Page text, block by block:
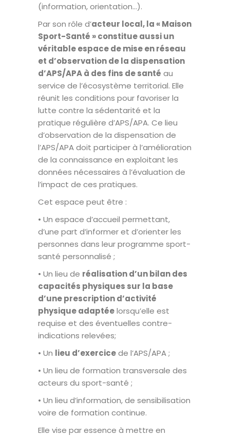
(information, orientation…).
Par son rôle d’acteur local, la « Maison
Sport-Santé » constitue aussi un
véritable espace de mise en réseau
et d’observation de la dispensation
d’APS/APA à des fins de santé au
service de l’écosystème territorial. Elle
réunit les conditions pour favoriser la
lutte contre la sédentarité et la
pratique régulière d’APS/APA. Ce lieu
d’observation de la dispensation de
l’APS/APA doit participer à l’amélioration
de la connaissance en exploitant les
données nécessaires à l’évaluation de
l’impact de ces pratiques.
Cet espace peut être :
• Un espace d’accueil permettant,
d’une part d’informer et d’orienter les
personnes dans leur programme sport-
santé personnalisé ;
• Un lieu de réalisation d’un bilan des
capacités physiques sur la base
d’une prescription d’activité
physique adaptéelorsqu’elle est
requise et des éventuelles contre-
indications relevées;
• Un lieu d’exercicede l’APS/APA ;
• Un lieu de formation transversale des
acteurs du sport-santé ;
• Un lieu d’information, de sensibilisation
voire de formation continue.
Elle vise par essence à mettre en